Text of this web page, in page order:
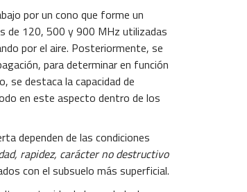
por un cono que forme un
de 120, 500 y 900 MHz utilizadas
por el aire. Posteriormente, se
para determinar en función
se destaca la capacidad de
en este aspecto dentro de los
dependen de las condiciones
rapidez, carácter no destructivo
con el subsuelo más superficial.